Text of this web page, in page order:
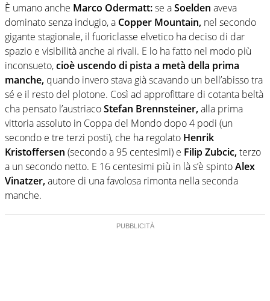
È umano anche Marco Odermatt:se aSoelden aveva
dominato senza indugio, a Copper Mountain, nel secondo
gigante stagionale, il fuoriclasse elvetico ha deciso di dar
spazio e visibilità anche ai rivali. E lo ha fatto nel modo più
inconsueto,cioè uscendo di pista a metà della prima
manche, quando invero stava già scavando un bell’abisso tra
sé e il resto del plotone. Così ad approfittare di cotanta beltà
cha pensato l’austriacoStefan Brennsteiner,alla prima
vittoria assoluto in Coppa del Mondo dopo 4 podi (un
secondo e tre terzi posti), che ha regolato Henrik
Kristoffersen (secondo a 95 centesimi) e Filip Zubcic,terzo
a un secondo netto. E 16 centesimi più in là s’è spintoAlex
Vinatzer,autore di una favolosa rimonta nella seconda
manche.